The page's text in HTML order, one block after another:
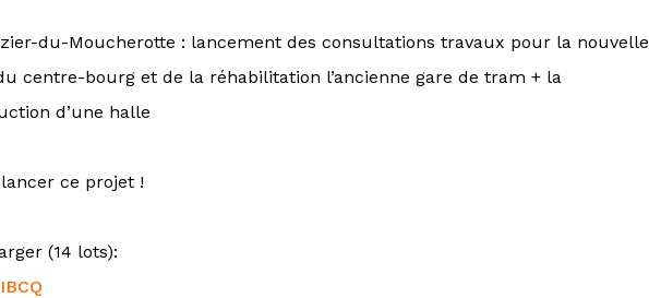
du-Moucherotte : lancement des consultations travaux pour la nouvelle
centre-bourget de la réhabilitation l’ancienne gare de tram + la
d’une halle
ce projet !
(14 lots):